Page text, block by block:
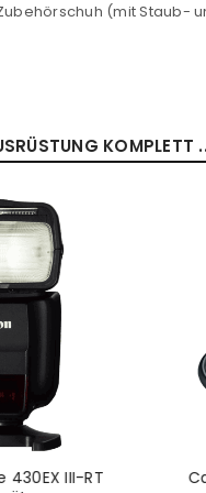
(mit Staub-
KOMPLETT
III-RT